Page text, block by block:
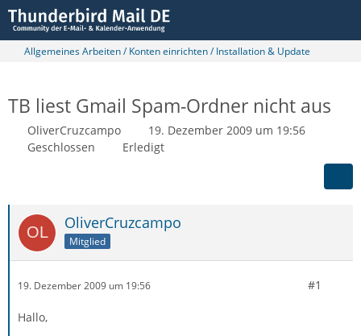
Allgemeines Arbeiten / Konten einrichten / Installation & Update
TB liest Gmail Spam-Ordner nicht aus
OliverCruzcampo
19. Dezember 2009 um 19:56
Geschlossen
Erledigt
OliverCruzcampo
Mitglied
19. Dezember 2009 um 19:56 #1
Hallo,